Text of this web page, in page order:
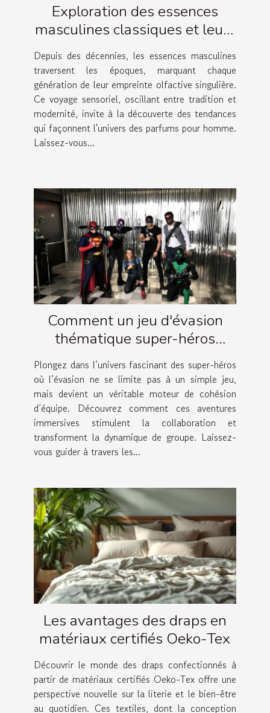
Exploration des essences
masculines classiques et leurs
évolutions
Depuis des décennies, les essences masculines
traversent les époques, marquant chaque
génération de leur empreinte olfactive singulière.
Ce voyage sensoriel, oscillant entre tradition et
modernité, invite à la découverte des tendances
qui façonnent l'univers des parfums pour homme.
Laissez-vous...
Comment un jeu d'évasion
thématique super-héros
renforce la cohésion d'équipe ?
Plongez dans l’univers fascinant des super-héros
où l’évasion ne se limite pas à un simple jeu,
mais devient un véritable moteur de cohésion
d’équipe. Découvrez comment ces aventures
immersives stimulent la collaboration et
transforment la dynamique de groupe. Laissez-
vous guider à travers les...
Les avantages des draps en
matériaux certifiés Oeko-Tex
Découvrir le monde des draps confectionnés à
partir de matériaux certifiés Oeko-Tex offre une
perspective nouvelle sur la literie et le bien-être
au quotidien. Ces textiles, dont la conception